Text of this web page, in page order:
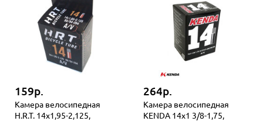
159р.
Камера велосипедная
H.R.T. 14x1,95-2,125,
264р.
Камера велосипедная
KENDA 14x1 3/8-1,75,